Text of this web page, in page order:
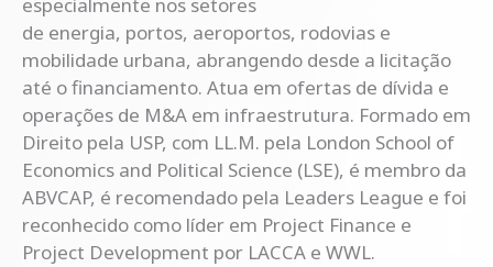
especialmente nos setores
de energia, portos, aeroportos, rodovias e
mobilidade urbana, abrangendo desde a licitação
até o financiamento. Atua em ofertas de dívida e
operações de M&A em infraestrutura. Formado em
Direito pela USP, com LL.M. pela London School of
Economics and Political Science (LSE), é membro da
ABVCAP, é recomendado pela Leaders League e foi
reconhecido como líder em Project Finance e
Project Development por LACCA e WWL.